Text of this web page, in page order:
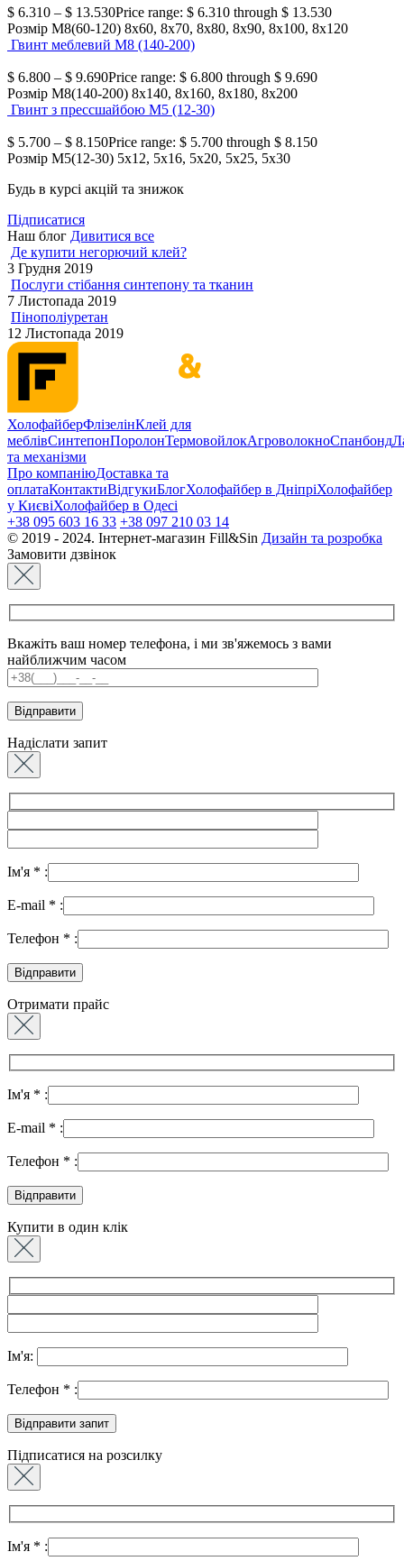
$ 6.310 – $ 13.530Price range: $ 6.310 through $ 13.530
Розмір М8(60-120) 8х60, 8х70, 8х80, 8х90, 8х100, 8х120
Гвинт меблевий М8 (140-200)
$ 6.800 – $ 9.690Price range: $ 6.800 through $ 9.690
Розмір М8(140-200) 8х140, 8х160, 8х180, 8х200
Гвинт з прессшайбою М5 (12-30)
$ 5.700 – $ 8.150Price range: $ 5.700 through $ 8.150
Розмір М5(12-30) 5х12, 5х16, 5х20, 5х25, 5х30
Будь в курсі акцій та знижок
Підписатися
Наш блог Дивитися все
Де купити негорючий клей?
3 Грудня 2019
Послуги стібання синтепону та тканин
7 Листопада 2019
Пінополіуретан
12 Листопада 2019
ХолофайберФлізелінКлей для
меблівСинтепонПоролонТермовойлокАгроволокноСпанбонд
та механізми
Про компаніюДоставка та
оплатаКонтактиВідгукиБлогХолофайбер в ДніпріХолофайбер
у КиєвіХолофайбер в Одесі
+38 095 603 16 33 +38 097 210 03 14
© 2019 - 2024. Інтернет-магазин Fill&Sin Дизайн та розробка
Замовити дзвінок
Вкажіть ваш номер телефона, і ми зв'яжемось з вами
найближчим часом
Надіслати запит
Ім'я * :
E-mail * :
Телефон * :
Отримати прайс
Ім'я * :
E-mail * :
Телефон * :
Купити в один клік
Ім'я:
Телефон * :
Підписатися на розсилку
Ім'я * :